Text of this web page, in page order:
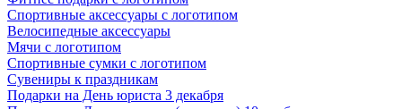
Спортивные аксессуары с логотипом
Велосипедные аксессуары
Мячи с логотипом
Спортивные сумки с логотипом
Сувениры к праздникам
Подарки на День юриста 3 декабря